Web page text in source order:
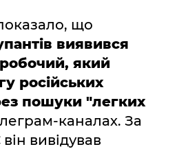
що
виявився
який
російських
пошуки "легких
каналах. За
вивідував